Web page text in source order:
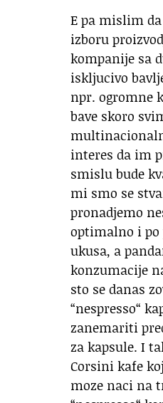
E pa mislim
izboru
kompanije sa
iskljucivo
npr. ogromne
bave skoro
interes da im
smislu bude
mi smo se
pronadjemo
optimalno i
ukusa, a
konzumacije
sto se danas
“nespresso“
zanemariti
za kapsule. I
Corsini kafe
moze naci na